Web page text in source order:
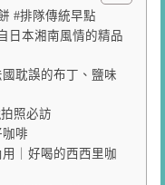
#排隊傳統早點
日本湘南風情的精品
耽誤的布丁、鹽味
照必訪
啡
｜好喝的西西里咖